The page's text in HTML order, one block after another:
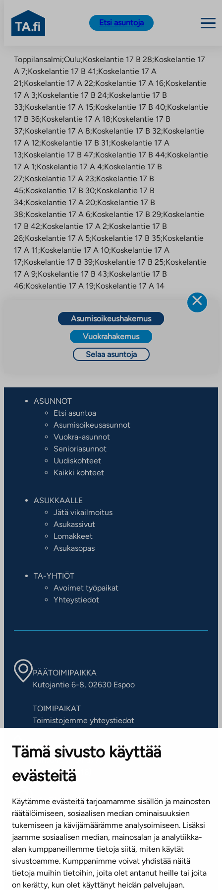
Tämä sivusto käyttää
evästeitä
Käytämme evästeitä tarjoamamme sisällön ja mainosten
räätälöimiseen, sosiaalisen median ominaisuuksien
tukemiseen ja kävijämäärämme analysoimiseen. Lisäksi
jaamme sosiaalisen median, mainosalan ja analytiikka-
alan kumppaneillemme tietoja siitä, miten käytät
sivustoamme. Kumppanimme voivat yhdistää näitä
tietoja muihin tietoihin, joita olet antanut heille tai joita
on kerätty, kun olet käyttänyt heidän palvelujaan.
sisältöön
TA.fi
Etsi asuntoja
Toppilansalmi;Oulu;Koskelantie 17 B 28;Koskelantie 17
A 7;Koskelantie 17 B 41;Koskelantie 17 A
21;Koskelantie 17 A 22;Koskelantie 17 A 16;Koskelantie
17 A 3;Koskelantie 17 B 24;Koskelantie 17 B
33;Koskelantie 17 A 15;Koskelantie 17 B 40;Koskelantie
17 B 36;Koskelantie 17 A 18;Koskelantie 17 B
37;Koskelantie 17 A 8;Koskelantie 17 B 32;Koskelantie
17 A 12;Koskelantie 17 B 31;Koskelantie 17 A
13;Koskelantie 17 B 47;Koskelantie 17 B 44;Koskelantie
17 A 1;Koskelantie 17 A 4;Koskelantie 17 B
27;Koskelantie 17 A 23;Koskelantie 17 B
45;Koskelantie 17 B 30;Koskelantie 17 B
34;Koskelantie 17 A 20;Koskelantie 17 B
38;Koskelantie 17 A 6;Koskelantie 17 B 29;Koskelantie
17 B 42;Koskelantie 17 A 2;Koskelantie 17 B
26;Koskelantie 17 A 5;Koskelantie 17 B 35;Koskelantie
17 A 11;Koskelantie 17 A 10;Koskelantie 17 A
17;Koskelantie 17 B 39;Koskelantie 17 B 25;Koskelantie
17 A 9;Koskelantie 17 B 43;Koskelantie 17 B
46;Koskelantie 17 A 19;Koskelantie 17 A 14
Asumisoikeushakemus
Vuokrahakemus
Selaa asuntoja
ASUNNOT
Etsi asuntoa
Asumisoikeusasunnot
Vuokra-asunnot
Senioriasunnot
Uudiskohteet
Kaikki kohteet
ASUKKAALLE
Jätä vikailmoitus
Asukassivut
Lomakkeet
Asukasopas
TA-YHTIÖT
Avoimet työpaikat
Yhteystiedot
PÄÄTOIMIPAIKKA
Kutojantie 6-8, 02630 Espoo
TOIMIPAIKAT
Toimistojemme yhteystiedot
ASIAKASPALVELUKESKUS
Puh. 045 7734 3777
(arkisin klo 8-16)
info@ta.fi
Tilaa uutiskirje
Mediapankki